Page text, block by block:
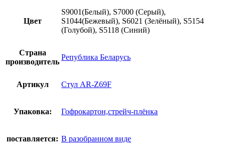
Цвет
S9001(Белый), S7000 (Серый),
S1044(Бежевый), S6021 (Зелёный), S5154
(Голубой), S5118 (Синий)
Страна
производитель
Република Беларусь
Артикул Стул AR-Z69F
Упаковка: Гофрокартон,стрейч-плёнка
поставляется: В разобранном виде